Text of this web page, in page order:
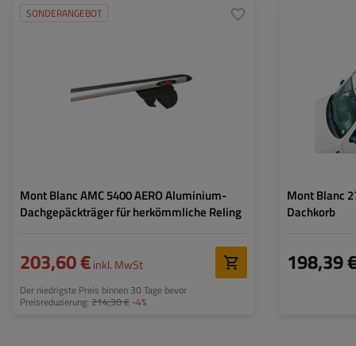
SONDERANGEBOT
Mont Blanc AMC 5400 AERO Aluminium-
Dachgepäckträger für herkömmliche Reling
203,60 €inkl. MwSt
Der niedrigste Preis binnen 30 Tage bevor
Preisreduzierung: 214,30 € -4%
Mont Blanc
Dachkorb
198,39